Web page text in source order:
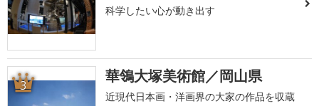
科学したい心が動き出す
3 華鴒大塚美術館／岡山県
近現代日本画・洋画界の大家の作品を収蔵